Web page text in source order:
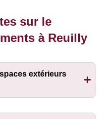
sur le
à Reuilly
extérieurs